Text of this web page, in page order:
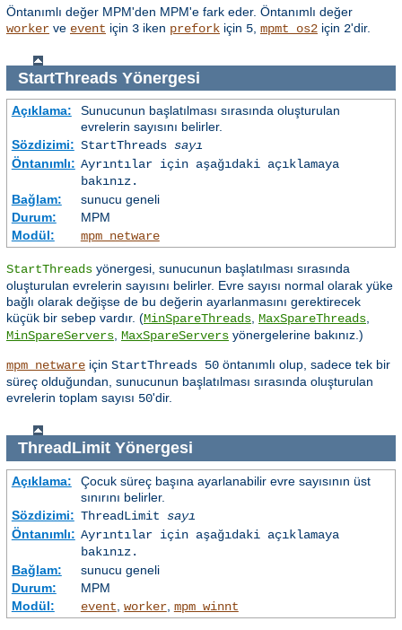
Öntanımlı değer MPM'den MPM'e fark eder. Öntanımlı değer
worker ve event için 3 iken prefork için 5, mpmt_os2 için 2'dir.
StartThreadsYönergesi
Açıklama:
Sunucunun başlatılması sırasında oluşturulan
evrelerin sayısını belirler.
Sözdizimi: StartThreads sayı
Öntanımlı: Ayrıntılar için aşağıdaki açıklamaya
bakınız.
Bağlam:
sunucu geneli
Durum:
MPM
Modül:
mpm_netware
StartThreads yönergesi, sunucunun başlatılması sırasında
oluşturulan evrelerin sayısını belirler. Evre sayısı normal olarak yüke
bağlı olarak değişse de bu değerin ayarlanmasını gerektirecek
küçük bir sebep vardır. (MinSpareThreads, MaxSpareThreads,
MinSpareServers, MaxSpareServers yönergelerine bakınız.)
mpm_netware için StartThreads 50 öntanımlı olup, sadece tek bir
süreç olduğundan, sunucunun başlatılması sırasında oluşturulan
evrelerin toplam sayısı 50'dir.
ThreadLimitYönergesi
Açıklama:
Çocuk süreç başına ayarlanabilir evre sayısının üst
sınırını belirler.
Sözdizimi: ThreadLimit sayı
Öntanımlı: Ayrıntılar için aşağıdaki açıklamaya
bakınız.
Bağlam:
sunucu geneli
Durum:
MPM
Modül:
event worker, mpm_winnt